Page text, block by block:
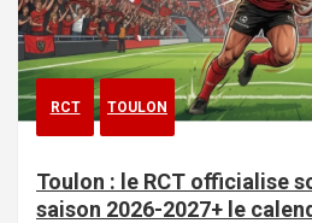
RCT TOULON
Toulon : le RCT officialise
saison 2026-2027+ le